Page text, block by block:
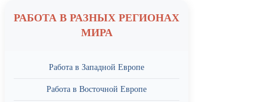
РАБОТА В РАЗНЫХ РЕГИОНАХ
МИРА
Работа в Западной Европе
Работа в Восточной Европе